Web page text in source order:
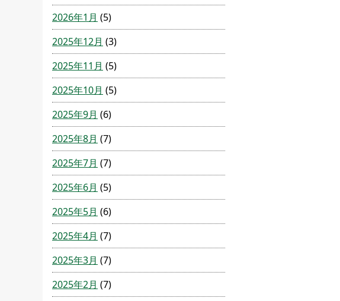
2026年1月 (5)
2025年12月 (3)
2025年11月 (5)
2025年10月 (5)
2025年9月 (6)
2025年8月 (7)
2025年7月 (7)
2025年6月 (5)
2025年5月 (6)
2025年4月 (7)
2025年3月 (7)
2025年2月 (7)